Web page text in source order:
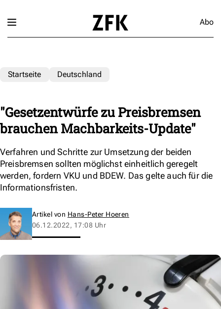
Abo
Startseite Deutschland
"Gesetzentwürfe zu Preisbremsen
brauchen Machbarkeits-Update"
Verfahren und Schritte zur Umsetzung der beiden
Preisbremsen sollten möglichst einheitlich geregelt
werden, fordern VKU und BDEW. Das gelte auch für die
Informationsfristen.
Artikel von Hans-Peter Hoeren
06.12.2022, 17:08 Uhr